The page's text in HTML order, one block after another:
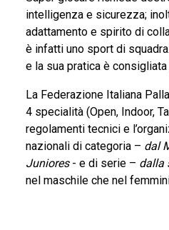
intelligenza e sicurezza;
adattamento e spirito di
è infatti uno sport di
e la sua pratica è
La Federazione Italiana
4 specialità (Open, Indoor,
regolamenti tecnici e
nazionali di categoria – dal
Juniores - e di serie – dalla
nel maschile che nel